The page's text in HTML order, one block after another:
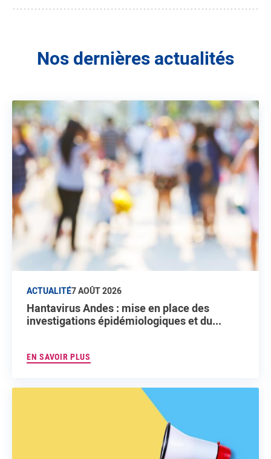
Nos dernières actualités
ACTUALITÉ7 AOÛT 2026
Hantavirus Andes : mise en place des
investigations épidémiologiques et du...
EN SAVOIR PLUS